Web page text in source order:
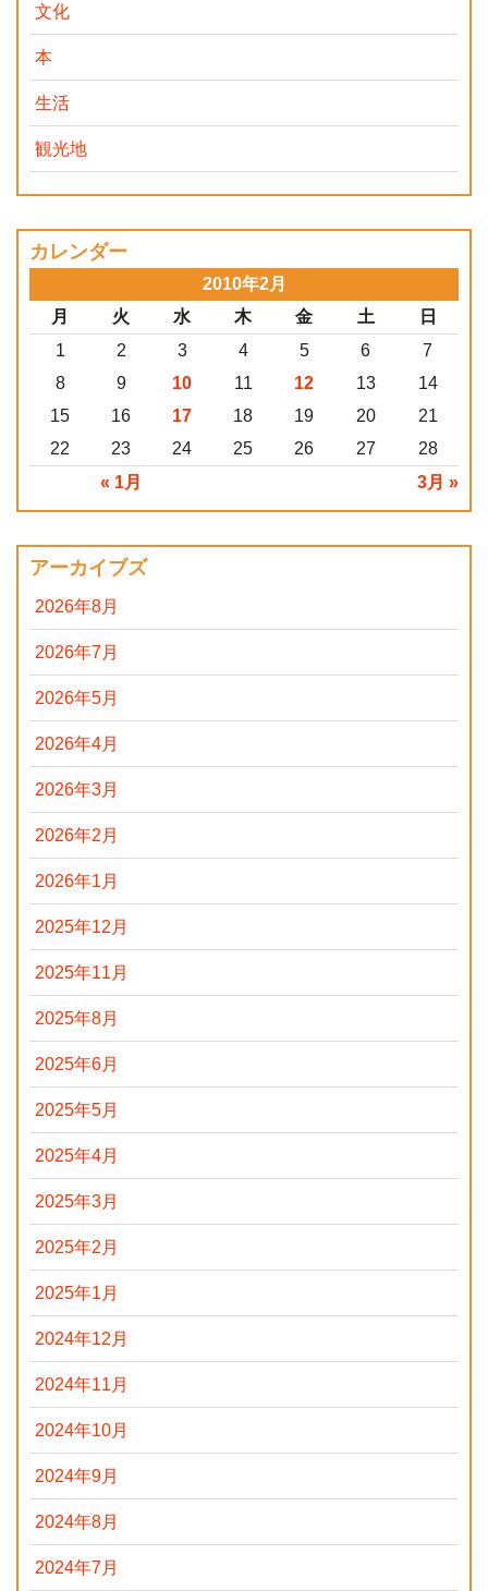
文化
本
生活
観光地
カレンダー
2010年2月
月
火 水 木 金 土 日
« 1月 3月 »
1 2 3 4 5 6
7
8
9 10 11 12 13
14
15
16 17 18 19 20
21
22
23 24 25 26 27 28
アーカイブズ
2026年8月
2026年7月
2026年5月
2026年4月
2026年3月
2026年2月
2026年1月
2025年12月
2025年11月
2025年8月
2025年6月
2025年5月
2025年4月
2025年3月
2025年2月
2025年1月
2024年12月
2024年11月
2024年10月
2024年9月
2024年8月
2024年7月